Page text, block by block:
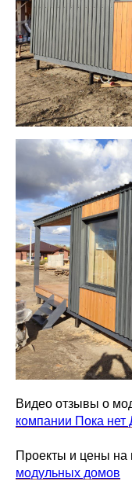
Видео отзывы о
компании Пока нет
Проекты и цены
модульных домов